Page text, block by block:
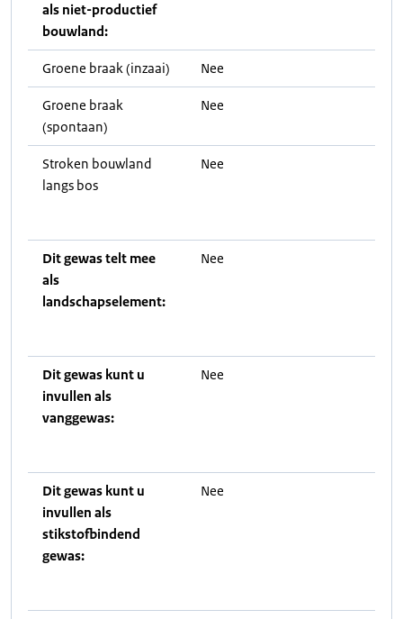
als niet-productief
bouwland:
Groene braak (inzaai) Nee
Groene braak
(spontaan)
Nee
Stroken bouwland
langs bos
Nee
Dit gewas telt mee
als
landschapselement:
Nee
Dit gewas kunt u
invullen als
vanggewas:
Nee
Dit gewas kunt u
invullen als
stikstofbindend
gewas:
Nee